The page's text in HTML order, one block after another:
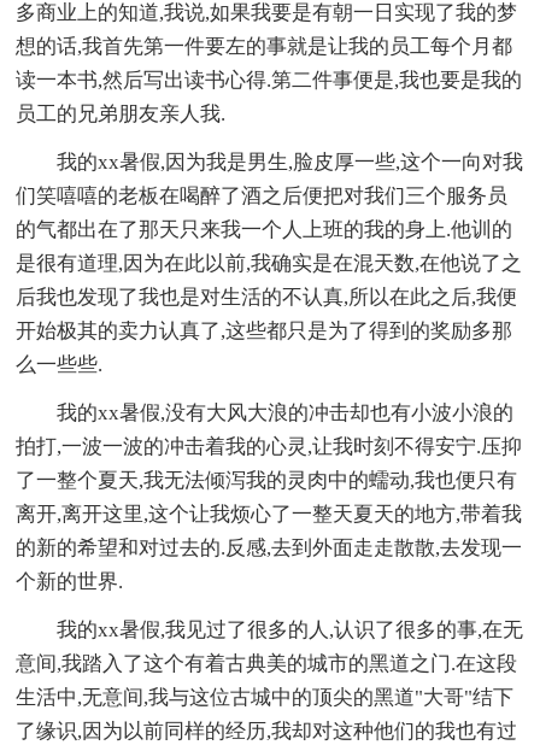
多商业上的知道,我说,如果我要是有朝一日实现了我的梦
想的话,我首先第一件要左的事就是让我的员工每个月都
读一本书,然后写出读书心得.第二件事便是,我也要是我的
员工的兄弟朋友亲人我.
我的xx暑假,因为我是男生,脸皮厚一些,这个一向对我
们笑嘻嘻的老板在喝醉了酒之后便把对我们三个服务员
的气都出在了那天只来我一个人上班的我的身上.他训的
是很有道理,因为在此以前,我确实是在混天数,在他说了之
后我也发现了我也是对生活的不认真,所以在此之后,我便
开始极其的卖力认真了,这些都只是为了得到的奖励多那
么一些些.
我的xx暑假,没有大风大浪的冲击却也有小波小浪的
拍打,一波一波的冲击着我的心灵,让我时刻不得安宁.压抑
了一整个夏天,我无法倾泻我的灵肉中的蠕动,我也便只有
离开,离开这里,这个让我烦心了一整天夏天的地方,带着我
的新的希望和对过去的.反感,去到外面走走散散,去发现一
个新的世界.
我的xx暑假,我见过了很多的人,认识了很多的事,在无
意间,我踏入了这个有着古典美的城市的黑道之门.在这段
生活中,无意间,我与这位古城中的顶尖的黑道"大哥"结下
了缘识,因为以前同样的经历,我却对这种他们的我也有过